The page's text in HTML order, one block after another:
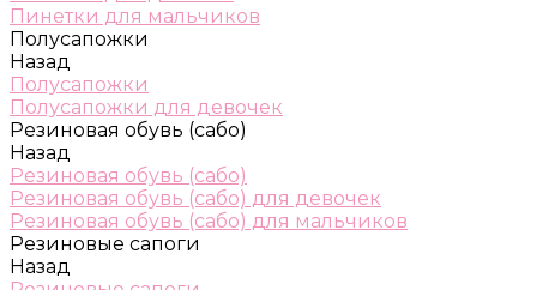
Пинетки для мальчиков
Полусапожки
Назад
Полусапожки
Полусапожки для девочек
Резиновая обувь (сабо)
Назад
Резиновая обувь (сабо)
Резиновая обувь (сабо) для девочек
Резиновая обувь (сабо) для мальчиков
Резиновые сапоги
Назад